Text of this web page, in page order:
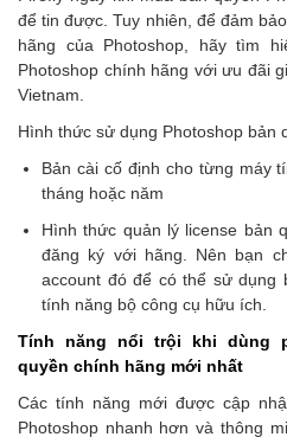
để tin được. Tuy nhiên, để đảm
hãng của Photoshop, hãy tìm
Photoshop chính hãng với ưu đãi
Vietnam.
Hình thức sử dụng Photoshop bản
Bản cài cố định cho từng máy
tháng hoặc năm
Hình thức quản lý license bản
đăng ký với hãng. Nên bạn
account đó để có thể sử dụng
tính năng bộ công cụ hữu ích.
Tính năng nổi trội khi dùng
quyền chính hãng mới nhất
Các tính năng mới được cập
Photoshop nhanh hơn và thông